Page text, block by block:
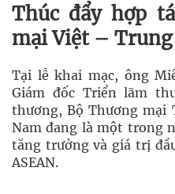
Thúc đẩy hợp
mại Việt – Trung
Tại lễ khai mạc, ông
Giám đốc Triển lãm
thương, Bộ Thương mại
Nam đang là một trong
tăng trưởng và giá trị
ASEAN.